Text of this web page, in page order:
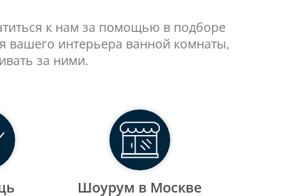
к нам за помощью в подборе
вашего интерьера ванной комнаты,
за ними.
Шоурум в Москве